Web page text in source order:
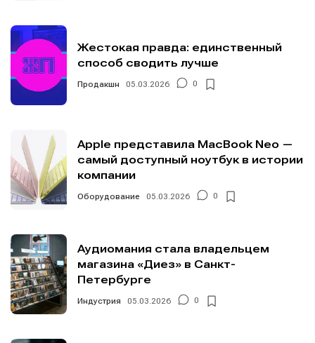
Жестокая правда: единственный
способ сводить лучше
Продакшн 05.03.2026 0
Apple представила MacBook Neo —
самый доступный ноутбук в истории
компании
Оборудование 05.03.2026 0
Аудиомания стала владельцем
магазина «Диез» в Санкт-
Петербурге
Индустрия 05.03.2026 0